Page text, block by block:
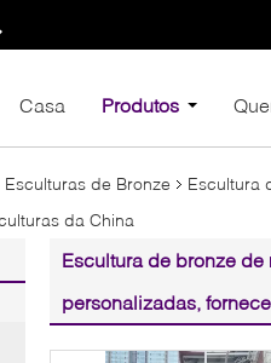
Casa Produtos
de Bronze
Escultura
da China
Escultura de bronze
personalizadas,